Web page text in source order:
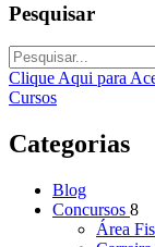
Pesquisar
Clique Aqui para
Cursos
Categorias
Blog
Concursos 8
Área